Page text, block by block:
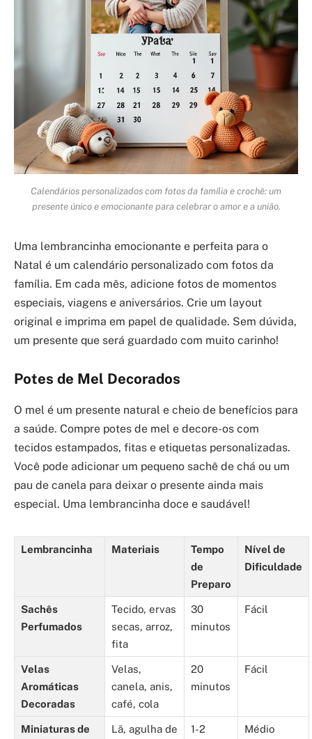
Calendários personalizados com fotos da família e crochê: um
presente único e emocionante para celebrar o amor e a união.
Uma lembrancinha emocionante e perfeita para o
Natal é um calendário personalizado com fotos da
família. Em cada mês, adicione fotos de momentos
especiais, viagens e aniversários. Crie um layout
original e imprima em papel de qualidade. Sem dúvida,
um presente que será guardado com muito carinho!
Potes de Mel Decorados
O mel é um presente natural e cheio de benefícios para
a saúde. Compre potes de mel e decore-os com
tecidos estampados, fitas e etiquetas personalizadas.
Você pode adicionar um pequeno sachê de chá ou um
pau de canela para deixar o presente ainda mais
especial. Uma lembrancinha doce e saudável!
Lembrancinha Materiais
Tempo
de
Preparo
Nível de
Dificuldade
Sachês
Perfumados
Tecido, ervas
secas, arroz,
fita
30
minutos
Fácil
Velas
Aromáticas
Decoradas
Velas,
canela, anis,
café, cola
20
minutos
Fácil
Miniaturas de
Lã, agulha de
1-2
Médio